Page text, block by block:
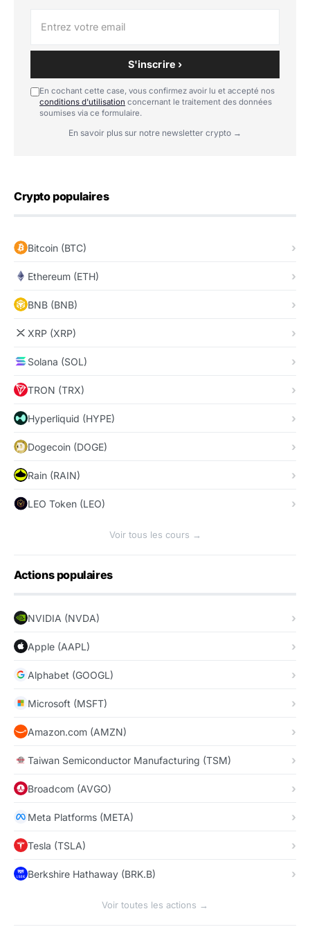
S'inscrire ›
En cochant cette case, vous confirmez avoir lu et accepté nos
conditions d'utilisation concernant le traitement des données
soumises via ce formulaire.
En savoir plus sur notre newsletter crypto →
Crypto populaires
Bitcoin (BTC)
Ethereum (ETH)
BNB (BNB)
XRP (XRP)
Solana (SOL)
TRON (TRX)
Hyperliquid (HYPE)
Dogecoin (DOGE)
Rain (RAIN)
LEO Token (LEO)
Voir tous les cours →
Actions populaires
NVIDIA (NVDA)
Apple (AAPL)
Alphabet (GOOGL)
Microsoft (MSFT)
Amazon.com (AMZN)
Taiwan Semiconductor Manufacturing (TSM)
Broadcom (AVGO)
Meta Platforms (META)
Tesla (TSLA)
Berkshire Hathaway (BRK.B)
Voir toutes les actions →